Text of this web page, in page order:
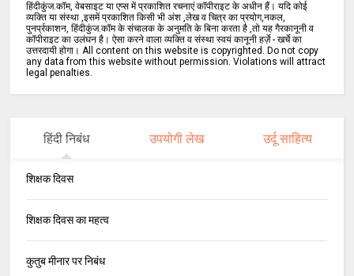
हिंदीकुंज.कॉम, वेबसाइट या एप्स में प्रकाशित रचनाएं कॉपीराइट के अधीन हैं। यदि कोई
व्यक्ति या संस्था ,इसमें प्रकाशित किसी भी अंश ,लेख व चित्र का प्रयोग,नकल,
पुनर्प्रकाशन, हिंदीकुंज.कॉम के संचालक के अनुमति के बिना करता है ,तो यह गैरकानूनी व
कॉपीराइट का उलंघन है। ऐसा करने वाला व्यक्ति व संस्था स्वयं कानूनी हर्ज़े - खर्चे का
उत्तरदायी होगा। All content on this website is copyrighted. Do not copy
any data from this website without permission. Violations will attract
legal penalties.
हिंदी निबंध उपयोगी लेख उर्दू साहित्य
शिक्षक दिवस
शिक्षक दिवस का महत्व
कुतुब मीनार पर निबंध